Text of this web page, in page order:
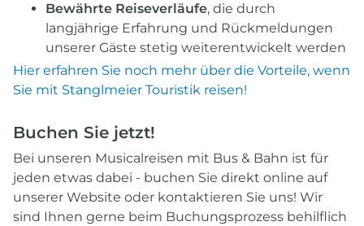
Bewährte Reiseverläufe, die durch
langjährige Erfahrung und Rückmeldungen
unserer Gäste stetig weiterentwickelt werden
Hier erfahren Sie noch mehr über die Vorteile, wenn
Sie mit Stanglmeier Touristik reisen!
Buchen Sie jetzt!
Bei unseren Musicalreisen mit Bus & Bahn ist für
jeden etwas dabei - buchen Sie direkt online auf
unserer Website oder kontaktieren Sie uns! Wir
sind Ihnen gerne beim Buchungsprozess behilflich